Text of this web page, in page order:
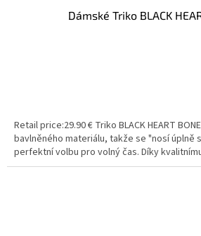
Dámské Triko BLACK
Retail price:29.90 € Triko BLACK HEART
bavlněného materiálu, takže se "nosí úplně
perfektní volbu pro volný čas. Díky